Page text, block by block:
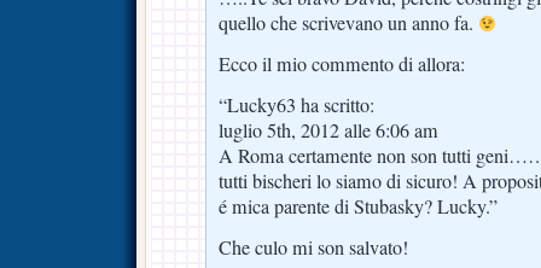
quello che scrivevano un anno fa.
Ecco il mio commento di allora:
“Lucky63 ha scritto:
luglio 5th, 2012 alle 6:06 am
A Roma certamente non son tutti
tutti bischeri lo siamo di sicuro! A
é mica parente di Stubasky? Lucky.”
Che culo mi son salvato!